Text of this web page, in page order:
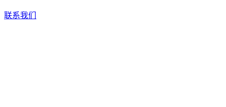
联系我们